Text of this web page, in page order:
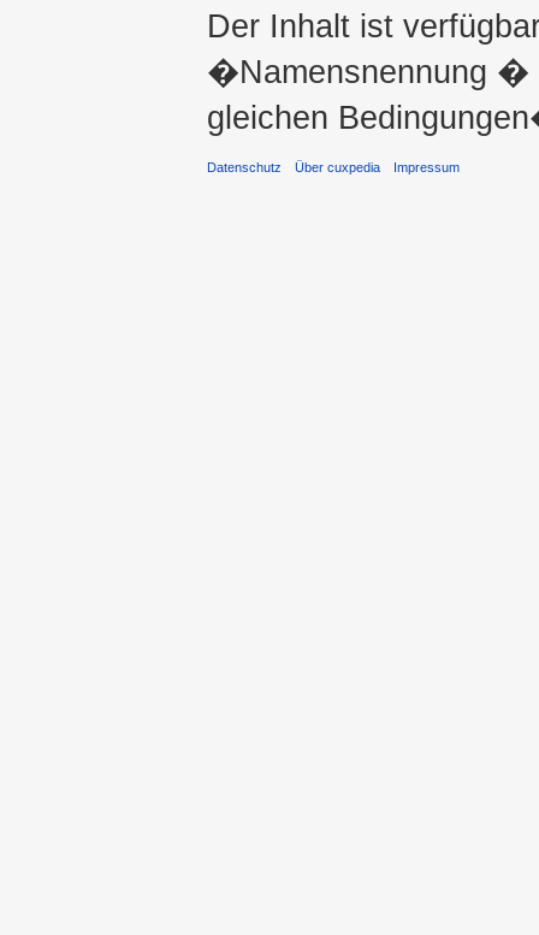
Der Inhalt ist
�Namensnennung �
gleichen
Datenschutz Über cuxpedia Impressum